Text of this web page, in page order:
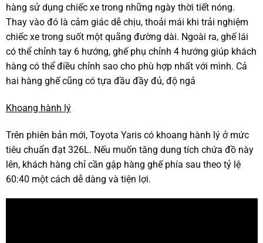
hàng sử dụng chiếc xe trong những ngày thời tiết nóng.
Thay vào đó là cảm giác dễ chịu, thoải mái khi trải nghiệm
chiếc xe trong suốt một quãng đường dài. Ngoài ra, ghế lái
có thể chỉnh tay 6 hướng, ghế phụ chỉnh 4 hướng giúp khách
hàng có thể điều chỉnh sao cho phù hợp nhất với mình. Cả
hai hàng ghế cũng có tựa đầu đầy đủ, độ ngả
Khoang hành lý
Trên phiên bản mới, Toyota Yaris có khoang hành lý ở mức
tiêu chuẩn đạt 326L. Nếu muốn tăng dung tích chứa đồ này
lên, khách hàng chỉ cần gập hàng ghế phía sau theo tỷ lệ
60:40 một cách dễ dàng và tiện lợi.